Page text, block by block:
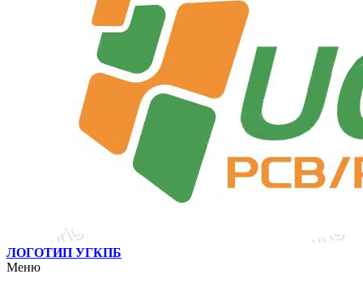
ЛОГОТИП УГКПБ
Меню